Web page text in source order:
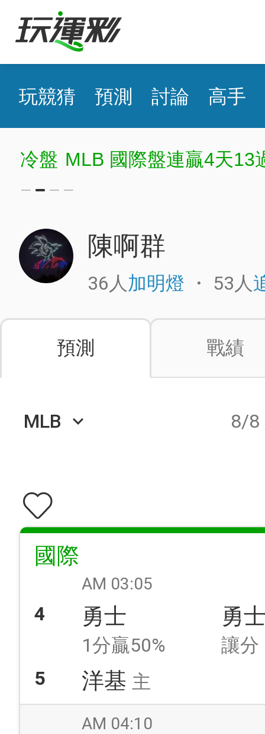
玩競猜 預測 討論 高手
冷盤 MLB 國際盤連贏4天13
陳啊群
36人加明燈 ・ 53人
預測 戰績
MLB keyboard_arrow_down 8/8
國際
AM 03:05
4 勇士
1分贏50%
5
洋基 主
勇
讓分
AM 04:10